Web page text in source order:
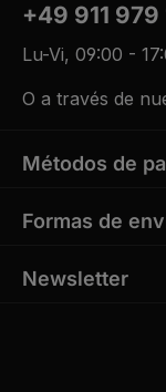
+49 911 979
Lu-Vi, 09:00 -
O a través de
Métodos de
Formas de
Newsletter